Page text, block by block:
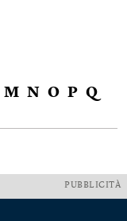
M N O P Q
PUBBLICITÀ